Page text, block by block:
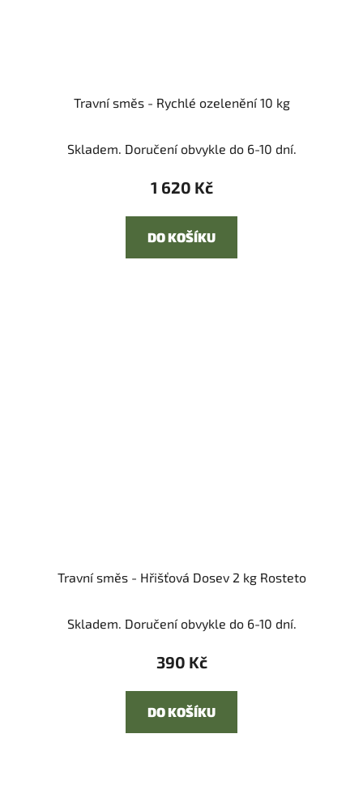
Travní směs - Rychlé ozelenění 10 kg
Skladem. Doručení obvykle do 6-10 dní.
1 620 Kč
DO KOŠÍKU
Travní směs - Hřišťová Dosev 2 kg Rosteto
Skladem. Doručení obvykle do 6-10 dní.
390 Kč
DO KOŠÍKU